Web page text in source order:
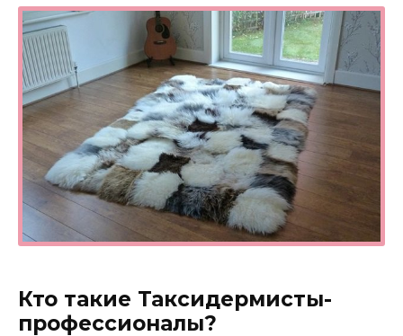
Кто такие Таксидермисты-
профессионалы?